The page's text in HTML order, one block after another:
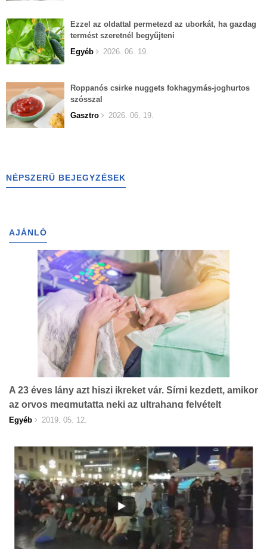
Ezzel az oldattal permetezd az uborkát, ha gazdag
termést szeretnél begyűjteni
Egyéb
2026. 06. 19.
Roppanós csirke nuggets fokhagymás-joghurtos
szósszal
Gasztro
2026. 06. 19.
NÉPSZERŰ BEJEGYZÉSEK
AJÁNLÓ
A 23 éves lány azt hiszi ikreket vár. Sírni kezdett, amikor
az orvos megmutatta neki az ultrahang felvételt
Egyéb 2019. 05. 12.